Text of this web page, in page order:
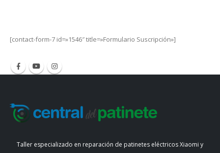
[contact-form-7 id=»1546″ title=»Formulario Suscripción»]
Taller especializado en reparación de patinetes eléctricos Xiaomi y